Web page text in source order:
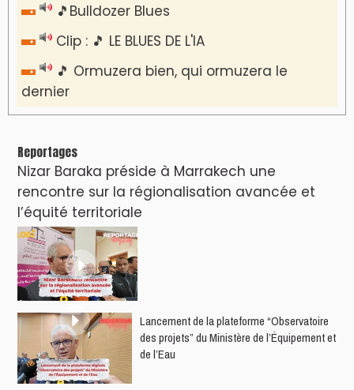
🎵Bulldozer Blues
Clip : 🎵 LE BLUES DE L'IA
🎵 Ormuzera bien, qui ormuzera le
dernier
Reportages
Nizar Baraka préside à Marrakech une
rencontre sur la régionalisation avancée et
l’équité territoriale
​Lancement de la plateforme “Observatoire
des projets” du Ministère de l’Équipement et
de l’Eau